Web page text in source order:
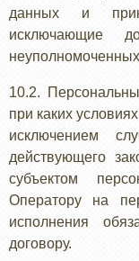
данных и
исключающие
10.2.
при каких
исключением
действующего
субъектом
Оператору на
исполнения
договору.